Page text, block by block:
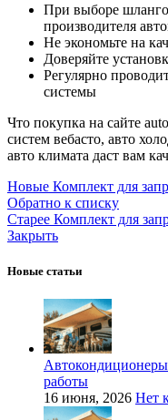
При выборе
производителя
Не экономьте на
Доверяйте
Регулярно
системы
Что покупка на сайте
систем вебасто, авто
авто климата даст вам
Новые Комплект для
Обратно к списку
Старее Комплект для
Закрыть
Новые статьи
работы
16 июня, 2026 Нет